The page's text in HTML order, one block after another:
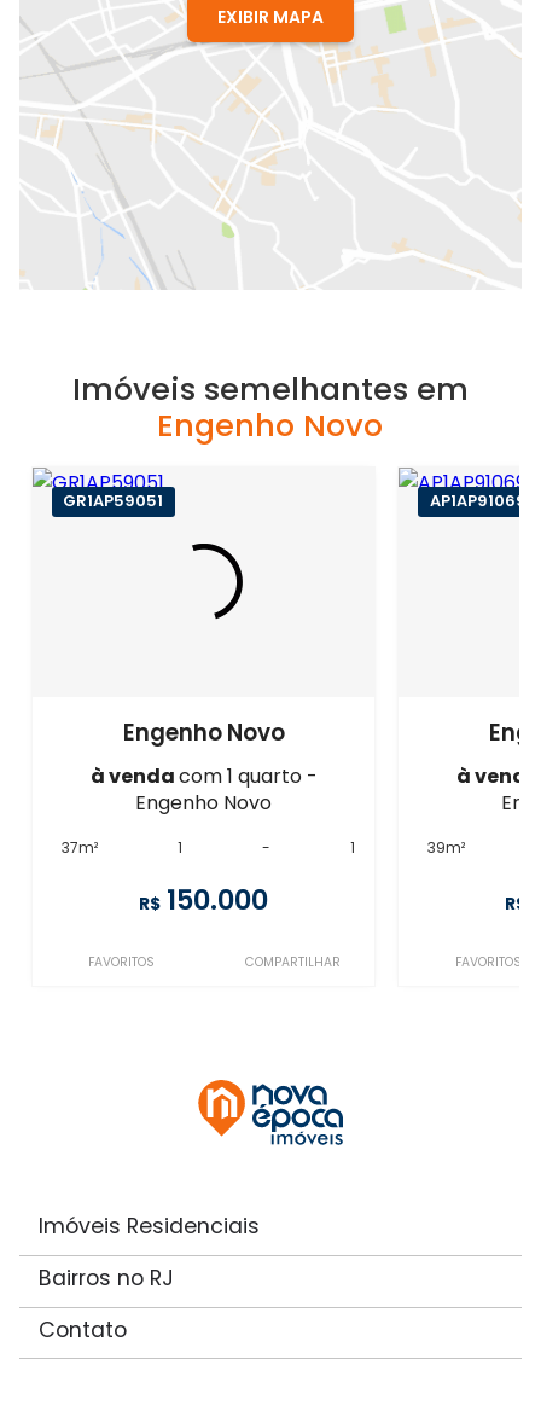
EXIBIR MAPA
Imóveis semelhantes em
Engenho Novo
GR1AP59051
Engenho Novo
à vendacom 1 quarto -
Engenho Novo
37m² 1 - 1
R$ 150.000
FAVORITOS COMPARTILHAR
AP1AP91069
à
39m²
R$
FAVORITOS
Imóveis Residenciais
Bairros no RJ
Contato